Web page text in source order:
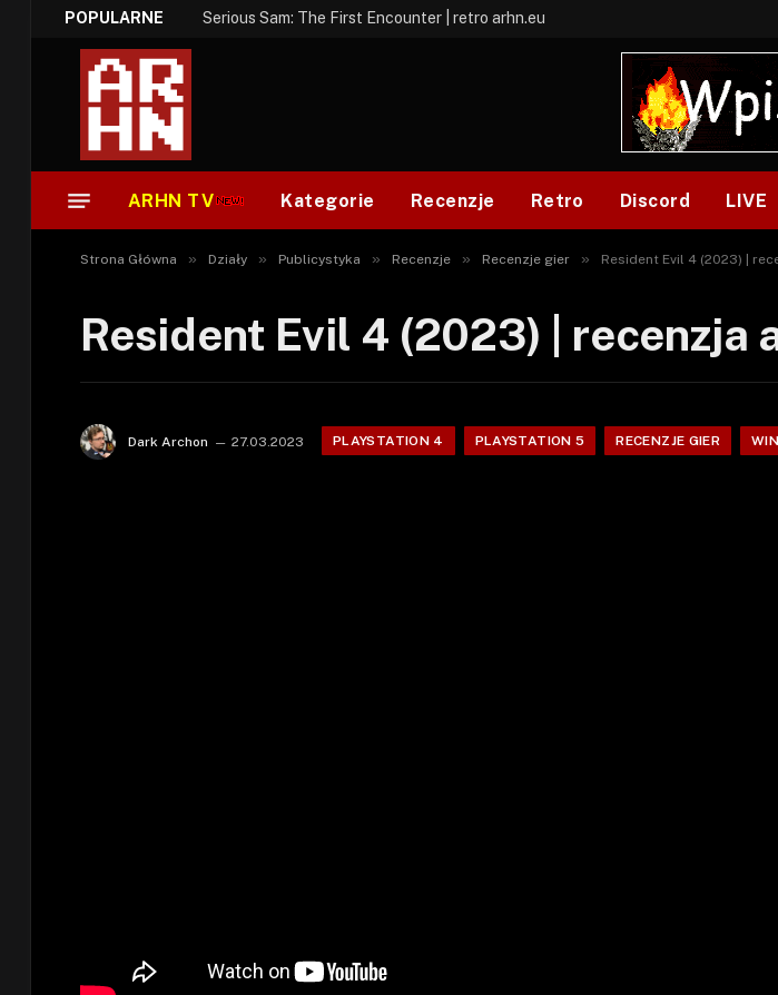
POPULARNE Serious Sam: The First Encounter | retro arhn.eu
ARHN TV Kategorie Recenzje Retro Discord LIVE
Strona Główna » Działy » Publicystyka » Recenzje » Recenzje gier » Resident Evil 4 (2023) |
Resident Evil 4 (2023) | recenzja
Dark Archon 27.03.2023 PLAYSTATION 4 PLAYSTATION 5 RECENZJE GIER